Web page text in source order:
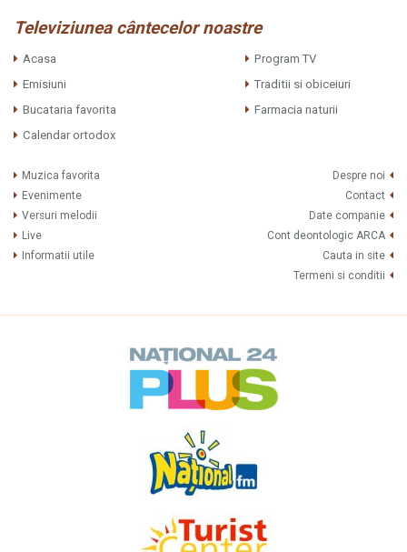
Televiziunea cântecelor noastre
Acasa
Program TV
Emisiuni
Traditii si obiceiuri
Bucataria favorita
Farmacia naturii
Calendar ortodox
Muzica favorita
Evenimente
Versuri melodii
Live
Informatii utile
Despre noi
Contact
Date companie
Cont deontologic ARCA
Cauta in site
Termeni si conditii